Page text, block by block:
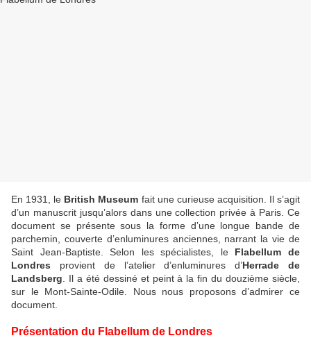
En 1931, le British Museum fait une curieuse acquisition. Il s’agit
d’un manuscrit jusqu’alors dans une collection privée à Paris. Ce
document se présente sous la forme d’une longue bande de
parchemin, couverte d’enluminures anciennes, narrant la vie de
Saint Jean-Baptiste. Selon les spécialistes, leFlabellum de
Londres provient de l’atelier d’enluminures d’Herrade de
Landsberg . Il a été dessiné et peint à la fin du douzième siècle,
sur le Mont-Sainte-Odile. Nous nous proposons d’admirer ce
document.
Présentation du Flabellum de Londres